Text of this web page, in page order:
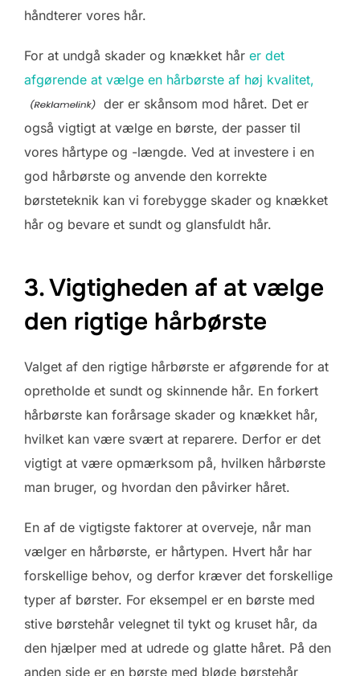
håndterer vores hår.
For at undgå skader og knækket hår er det
afgørende at vælge en hårbørste af høj kvalitet,
der er skånsom mod håret. Det er
også vigtigt at vælge en børste, der passer til
vores hårtype og -længde. Ved at investere i en
god hårbørste og anvende den korrekte
børsteteknik kan vi forebygge skader og knækket
hår og bevare et sundt og glansfuldt hår.
3. Vigtigheden af at vælge
den rigtige hårbørste
Valget af den rigtige hårbørste er afgørende for at
opretholde et sundt og skinnende hår. En forkert
hårbørste kan forårsage skader og knækket hår,
hvilket kan være svært at reparere. Derfor er det
vigtigt at være opmærksom på, hvilken hårbørste
man bruger, og hvordan den påvirker håret.
En af de vigtigste faktorer at overveje, når man
vælger en hårbørste, er hårtypen. Hvert hår har
forskellige behov, og derfor kræver det forskellige
typer af børster. For eksempel er en børste med
stive børstehår velegnet til tykt og kruset hår, da
den hjælper med at udrede og glatte håret. På den
anden side er en børste med bløde børstehår